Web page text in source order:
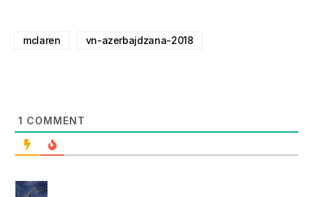
mclaren vn-azerbajdzana-2018
1 COMMENT